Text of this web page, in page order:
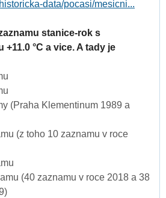
data/pocasi/mesicni...
stanice-rok s
°C a vice. A tady je
(Praha Klementinum 1989 a
(z toho 10 zaznamu v roce
(40 zaznamu v roce 2018 a 38